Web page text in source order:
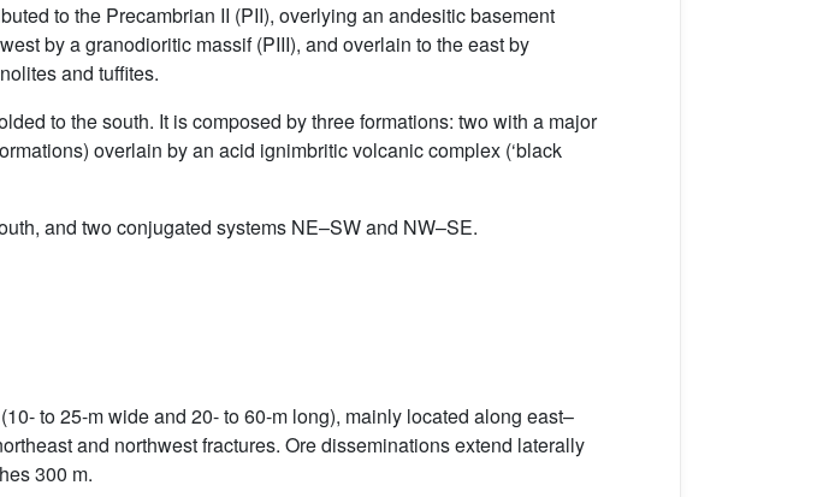
to the Precambrian II (PII), overlying an andesitic basement
by a granodioritic massif (PIII), and overlain to the east by
and tuffites.
to the south. It is composed by three formations: two with a major
overlain by an acid ignimbritic volcanic complex (‘black
and two conjugated systems NE–SW and NW–SE.
to 25-m wide and 20- to 60-m long), mainly located along east–
and northwest fractures. Ore disseminations extend laterally
300 m.